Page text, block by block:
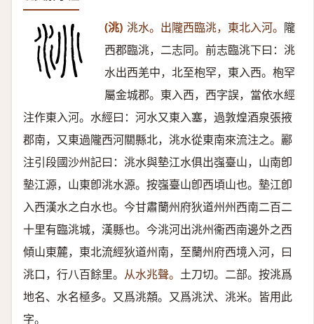
(洮) 洮水。出隴西臨洮，東北入河。 隴
西郡臨洮，二志同。前志臨洮下曰：洮
水出西羌中，北至枹罕，東入西。枹罕
屬金城郡。東入西，西字誤，當依水經
注作東入河。水經曰：河水又東入塞，過敦煌酒泉張掖
郡南，又東過隴西河關縣北，洮水從東南來流注之。酈
注引段國沙州記曰：洮水與墊江水俱出嵹臺山，山南卽
墊江源，山東卽洮水源。按嵹臺山卽西頃山也。墊江卽
入西漢水之白水也。今甘肅蘭州府狄道州州西南二百二
十里有臨洮城，漢縣也。今洮河出洮州衞西南邊外之西
傾山東麓，東北流經狄道州南，至蘭州府西境入河，曰
洮口，行八百餘里。 从水兆聲。 土刀切。二部。按洮爲
地名、水名極多。又爲洮頮。又爲洮汱、洮米。皆用此
字。